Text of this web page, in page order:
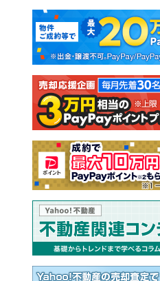
新築マンション
新築一戸建て
注文住宅
売却査定
マンションカタログ